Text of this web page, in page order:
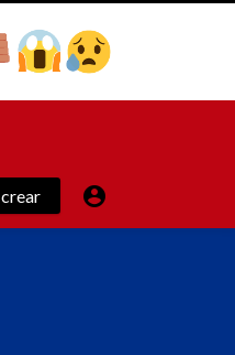
crear 